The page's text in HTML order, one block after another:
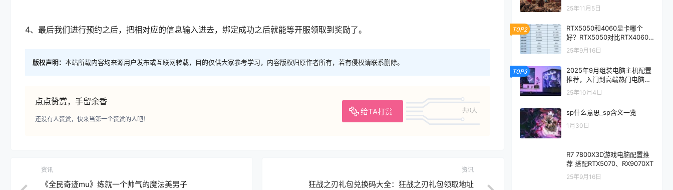
4、最后我们进行预约之后，把相对应的信息输入进去，绑定成功之后就能等开服领取到奖励了。
版权声明： 本站所载内容均来源用户发布或互联网转载，目的仅供大家参考学习，内容版权归原作者所有，若有侵权请联系删除。
点点赞赏，手留余香
给TA打赏 共0人
还没有人赞赏，快来当第一个赞赏的人吧！
资讯
《全民奇迹mu》练就一个帅气的魔法美男子
资讯
狂战之刃礼包兑换码大全：狂战之刃礼包领取地址
25年11月5日
TOP2
RTX5050和4060显卡哪个
好？RTX5050对比RTX4060/
5060性能评测
25年9月16日
TOP3
2025年9月组装电脑主机配置
推荐，入门到高端热门电脑配
置方案
25年10月4日
sp什么意思_sp含义一览
1月30日
R7 7800X3D游戏电脑配置推
荐 搭配RTX5070、RX9070XT
25年9月16日